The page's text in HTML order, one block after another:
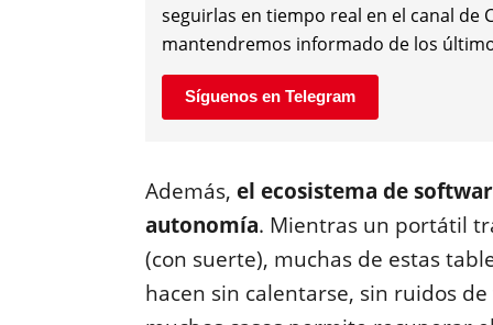
seguirlas en tiempo real en el canal de
mantendremos informado de los
Síguenos en Telegram
Además, el ecosistema de
autonomía. Mientras un portátil
(con suerte), muchas de estas
hacen sin calentarse, sin ruidos